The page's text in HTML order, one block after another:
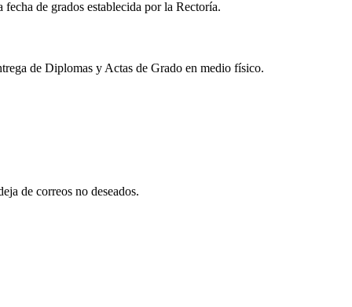
de grados establecida por la Rectoría.
de Diplomas y Actas de Grado en medio físico.
de correos no deseados.